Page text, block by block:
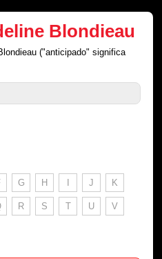
Blondieau
("anticipado" significa
G H I J K
R S T U V